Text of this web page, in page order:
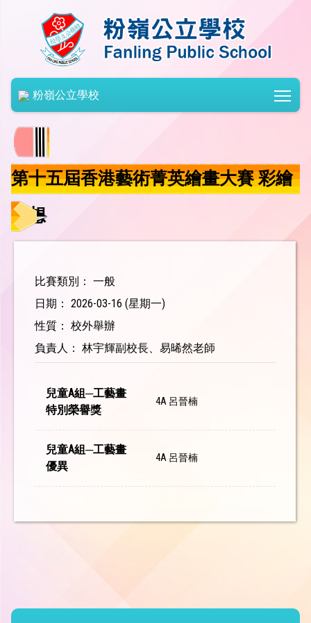
粉嶺公立學校
第十五屆香港藝術菁英繪畫大賽 彩繪
夢想
比賽類別： 一般
日期： 2026-03-16 (星期一)
性質： 校外舉辦
負責人： 林宇輝副校長、易晞然老師
兒童A組─工藝畫
特別榮譽獎
4A 呂晉楠
兒童A組─工藝畫
優異
4A 呂晉楠